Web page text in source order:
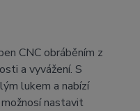
CNC obráběním z
a vyvážení. S
lukem a nabízí
nastavit